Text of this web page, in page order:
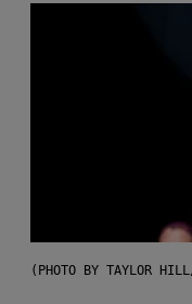
(PHOTO BY TAYLOR